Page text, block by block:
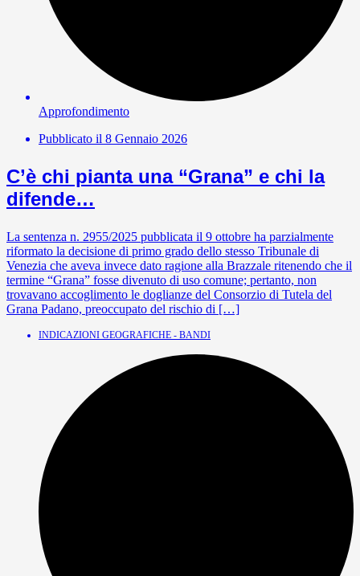
Approfondimento
Pubblicato il 8 Gennaio 2026
C’è chi pianta una “Grana” e chi la
difende…
La sentenza n. 2955/2025 pubblicata il 9 ottobre ha parzialmente
riformato la decisione di primo grado dello stesso Tribunale di
Venezia che aveva invece dato ragione alla Brazzale ritenendo che il
termine “Grana” fosse divenuto di uso comune; pertanto, non
trovavano accoglimento le doglianze del Consorzio di Tutela del
Grana Padano, preoccupato del rischio di […]
INDICAZIONI GEOGRAFICHE - BANDI